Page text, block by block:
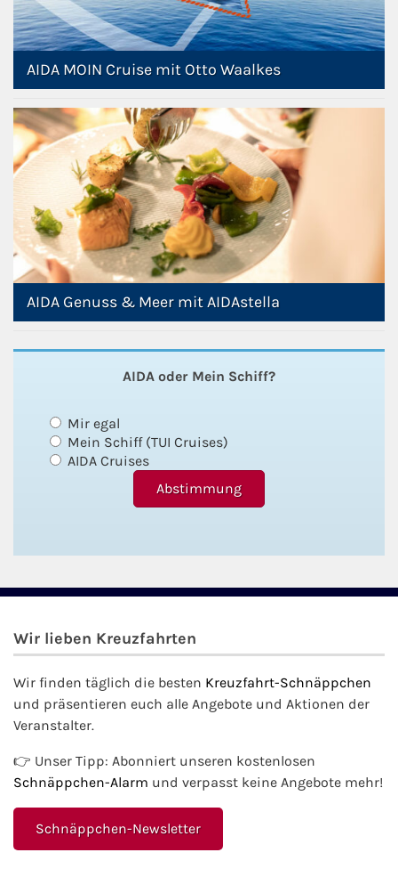
AIDA MOIN Cruise mit Otto Waalkes
AIDA Genuss & Meer mit AIDAstella
AIDA oder Mein Schiff?
Mir egal
Mein Schiff (TUI Cruises)
AIDA Cruises
Wir lieben Kreuzfahrten
Wir finden täglich die besten Kreuzfahrt-Schnäppchen
und präsentieren euch alle Angebote und Aktionen der
Veranstalter.
👉 Unser Tipp: Abonniert unseren kostenlosen
Schnäppchen-Alarm und verpasst keine Angebote mehr!
Schnäppchen-Newsletter